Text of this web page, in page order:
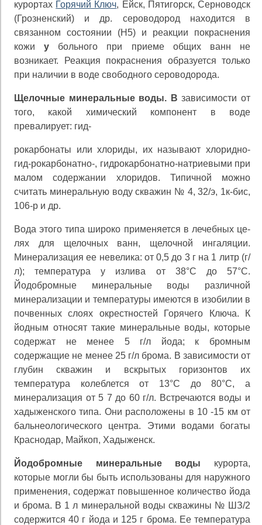
курортах Горячий Ключ, Ейск, Пятигорск, Серноводск
(Грозненский) и др. сероводород находится в
связанном состоянии (Н5) и реакции покраснения
кожиу больного при приеме общих ванн не
возникает. Реак­ция покраснения образуется только
при наличии в воде свободного сероводорода.
Щелочные минеральные воды. Взависимости от
того, какой химический компонент в воде
превалирует: гид-
рокарбонаты или хлориды, их называют хлоридно-
гид-рокарбонатно-, гидрокарбонатно-натриевыми при
малом содержании хлоридов. Типичной можно
считать мине­ральную воду скважин № 4, 32/э, 1к-бис,
106-р и др.
Вода этого типа широко применяется в лечебных це­
лях для щелочных ванн, щелочной ингаляции.
Минера­лизация ее невелика: от 0,5 до 3 г на 1 литр (г/
л); темпе­ратура у излива от 38°С до 57°С.
Йодобромные мине­ральные воды различной
минерализации и температуры имеются в изобилии в
почвенных слоях окрестностей Го­рячего Ключа. К
йодным относят такие минеральные воды, которые
содержат не менее 5 г/л йода; к бромным
содержащие не менее 25 г/л брома. В зависимости от
глубин скважин и вскрытых горизонтов их
температура колеблется от 13°С до 80°С, а
минерализация от 5 7 до 60 г/л. Встречаются воды и
хадыженского типа. Они рас­положены в 10 -15 км от
бальнеологического центра. Эти­ми водами богаты
Краснодар, Майкоп, Хадыженск.
Йодобромные минеральные воды курорта,
которые могли бы быть использованы для наружного
примене­ния, содержат повышенное количество йода
и брома. В 1 л минеральной воды скважины № ШЗ/2
содержится 40 г йода и 125 г брома. Ее температура